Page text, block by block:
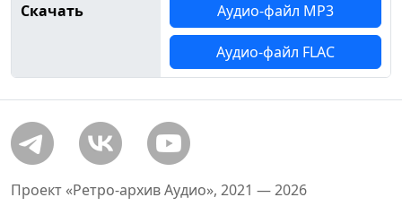
Скачать Аудио-файл MP3
Аудио-файл FLAC
Проект «Ретро-архив Аудио», 2021 — 2026